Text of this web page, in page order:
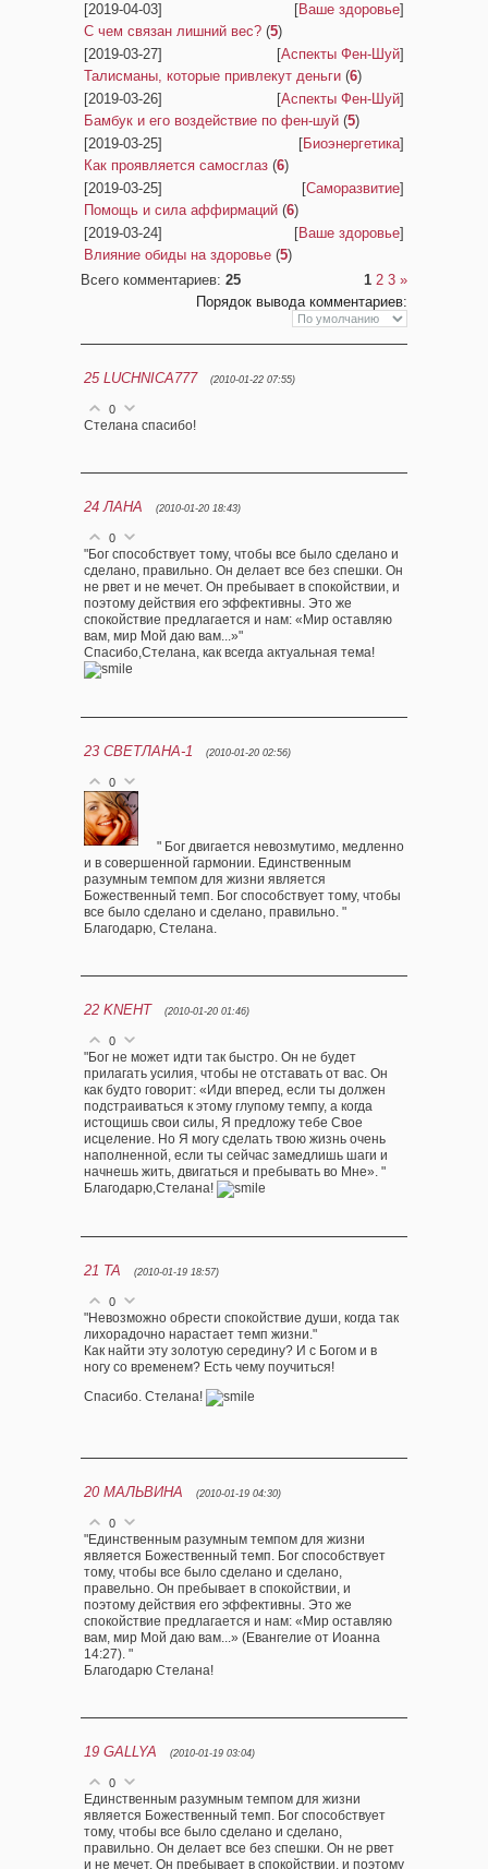
[2019-04-03]
[Ваше здоровье]
С чем связан лишний вес? (5)
[2019-03-27]
[Аспекты Фен-Шуй]
Талисманы, которые привлекут деньги (6)
[2019-03-26]
[Аспекты Фен-Шуй]
Бамбук и его воздействие по фен-шуй (5)
[2019-03-25]
[Биоэнергетика]
Как проявляется самосглаз (6)
[2019-03-25]
[Саморазвитие]
Помощь и сила аффирмаций (6)
[2019-03-24]
[Ваше здоровье]
Влияние обиды на здоровье (5)
Всего комментариев: 25 1 2 3 »
Порядок вывода комментариев:
25 LUCHNICA777 (2010-01-22 07:55)
0
Стелана спасибо!
24 ЛАНА (2010-01-20 18:43)
0
"Бог способствует тому, чтобы все было сделано и
сделано, правильно. Он делает все без спешки. Он
не рвет и не мечет. Он пребывает в спокойствии, и
поэтому действия его эффективны. Это же
спокойствие предлагается и нам: «Мир оставляю
вам, мир Мой даю вам...»"
Спасибо,Стелана, как всегда актуальная тема!
23 СВЕТЛАНА-1 (2010-01-20 02:56)
0
" Бог двигается невозмутимо, медленно
и в совершенной гармонии. Единственным
разумным темпом для жизни является
Божественный темп. Бог способствует тому, чтобы
все было сделано и сделано, правильно. "
Благодарю, Стелана.
22 KNEHT (2010-01-20 01:46)
0
"Бог не может идти так быстро. Он не будет
прилагать усилия, чтобы не отставать от вас. Он
как будто говорит: «Иди вперед, если ты должен
подстраиваться к этому глупому темпу, а когда
истощишь свои силы, Я предложу тебе Свое
исцеление. Но Я могу сделать твою жизнь очень
наполненной, если ты сейчас замедлишь шаги и
начнешь жить, двигаться и пребывать во Мне». "
Благодарю,Стелана!
21 TA (2010-01-19 18:57)
0
"Невозможно обрести спокойствие души, когда так
лихорадочно нарастает темп жизни."
Как найти эту золотую середину? И с Богом и в
ногу со временем? Есть чему поучиться!
Спасибо. Стелана!
20 МАЛЬВИНА (2010-01-19 04:30)
0
"Единственным разумным темпом для жизни
является Божественный темп. Бог способствует
тому, чтобы все было сделано и сделано,
правельно. Он пребывает в спокойствии, и
поэтому действия его эффективны. Это же
спокойствие предлагается и нам: «Мир оставляю
вам, мир Мой даю вам...» (Евангелие от Иоанна
14:27). "
Благодарю Стелана!
19 GALLYA (2010-01-19 03:04)
0
Единственным разумным темпом для жизни
является Божественный темп. Бог способствует
тому, чтобы все было сделано и сделано,
правильно. Он делает все без спешки. Он не рвет
и не мечет. Он пребывает в спокойствии, и поэтому